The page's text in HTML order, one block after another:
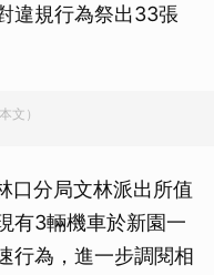
違規行為祭出33張
文）
口分局文林派出所值
有3輛機車於新園一
行為，進一步調閱相